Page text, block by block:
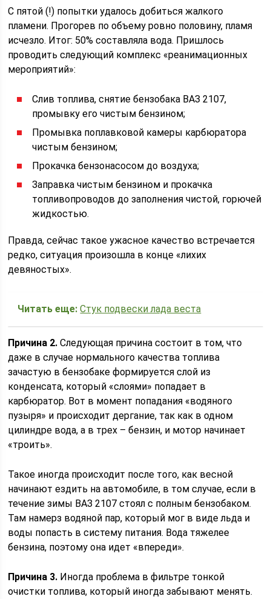
С пятой (!) попытки удалось добиться жалкого
пламени. Прогорев по объему ровно половину, пламя
исчезло. Итог: 50% составляла вода. Пришлось
проводить следующий комплекс «реанимационных
мероприятий»:
Слив топлива, снятие бензобака ВАЗ 2107,
промывку его чистым бензином;
Промывка поплавковой камеры карбюратора
чистым бензином;
Прокачка бензонасосом до воздуха;
Заправка чистым бензином и прокачка
топливопроводов до заполнения чистой, горючей
жидкостью.
Правда, сейчас такое ужасное качество встречается
редко, ситуация произошла в конце «лихих
девяностых».
Читать еще: Стук подвески лада веста
Причина 2. Следующая причина состоит в том, что
даже в случае нормального качества топлива
зачастую в бензобаке формируется слой из
конденсата, который «слоями» попадает в
карбюратор. Вот в момент попадания «водяного
пузыря» и происходит дергание, так как в одном
цилиндре вода, а в трех – бензин, и мотор начинает
«троить».
Такое иногда происходит после того, как весной
начинают ездить на автомобиле, в том случае, если в
течение зимы ВАЗ 2107 стоял с полным бензобаком.
Там намерз водяной пар, который мог в виде льда и
воды попасть в систему питания. Вода тяжелее
бензина, поэтому она идет «впереди».
Причина 3. Иногда проблема в фильтре тонкой
очистки топлива, который иногда забывают менять.